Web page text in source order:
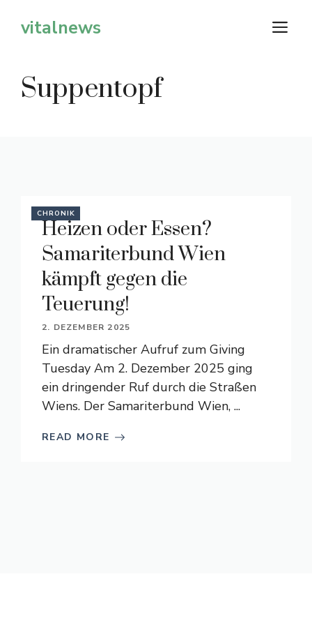
Inhaltvitalnews
Suppentopf
CHRONIK
Heizen oder Essen?
Samariterbund Wien
kämpft gegen die
Teuerung!
2. DEZEMBER 2025
Ein dramatischer Aufruf zum Giving
Tuesday Am 2. Dezember 2025 ging
ein dringender Ruf durch die Straßen
Wiens. Der Samariterbund Wien, ...
READ MORE